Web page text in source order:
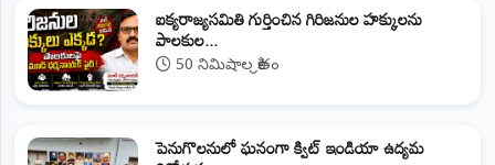
ఐక్యరాజ్యసమితి గుర్తించిన గిరిజనుల హక్కులను
పాలకుల...
50 నిమిషాల క్రితం
పెనుగొలనులో ఘనంగా క్విట్ ఇండియా ఉద్యమ